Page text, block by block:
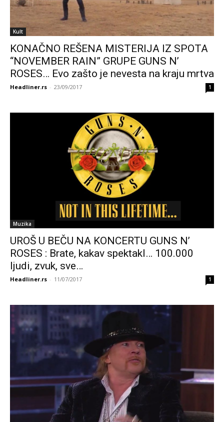
Kult
KONAČNO REŠENA MISTERIJA IZ SPOTA
“NOVEMBER RAIN” GRUPE GUNS N’
ROSES… Evo zašto je nevesta na kraju mrtva
Headliner.rs - 23/09/2017 1
Muzika
UROŠ U BEČU NA KONCERTU GUNS N’
ROSES : Brate, kakav spektakl… 100.000
ljudi, zvuk, sve…
Headliner.rs - 11/07/2017 1